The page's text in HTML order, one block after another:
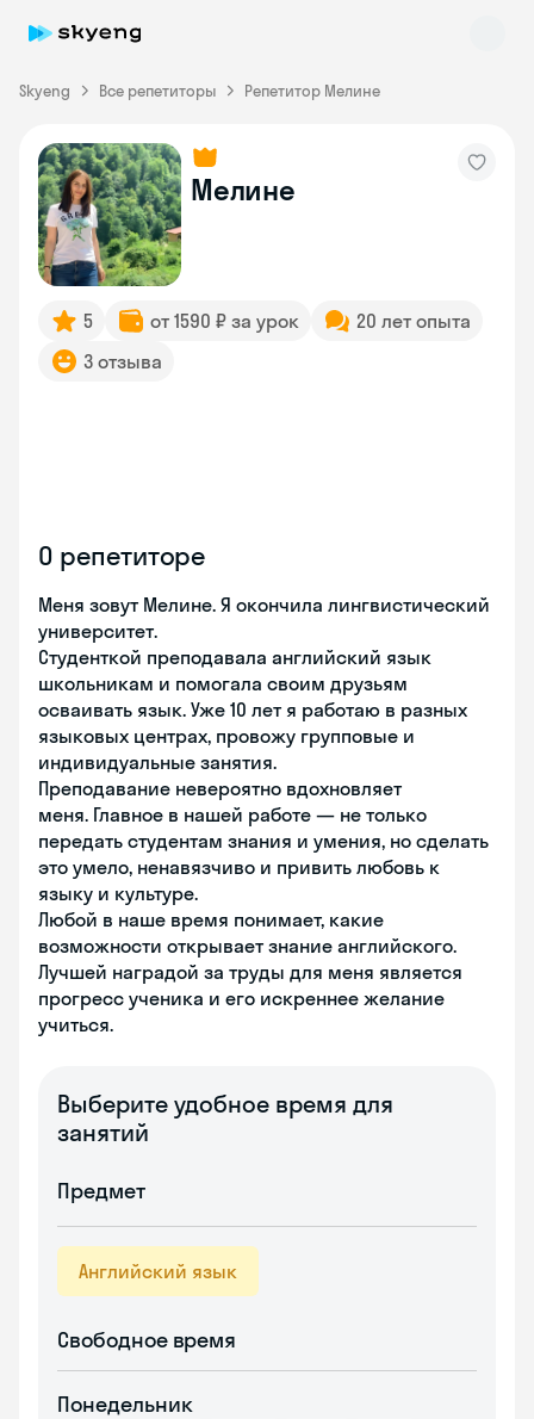
Skyeng Все репетиторы Репетитор Мелине
Мелине
5 от 1590 ₽ за урок
20 лет опыта
3 отзыва
О репетиторе
Меня зовут Мелине. Я окончила лингвистический
университет.
Студенткой преподавала английский язык
школьникам и помогала своим друзьям
осваивать язык. Уже 10 лет я работаю в разных
языковых центрах, провожу групповые и
индивидуальные занятия.
Преподавание невероятно вдохновляет
меня. Главное в нашей работе — не только
передать студентам знания и умения, но сделать
это умело, ненавязчиво и привить любовь к
языку и культуре.
Любой в наше время понимает, какие
возможности открывает знание английского.
Лучшей наградой за труды для меня является
прогресс ученика и его искреннее желание
учиться.
Выберите удобное время для
занятий
Предмет
Английский язык
Свободное время
Понедельник
Skyeng Chat
online